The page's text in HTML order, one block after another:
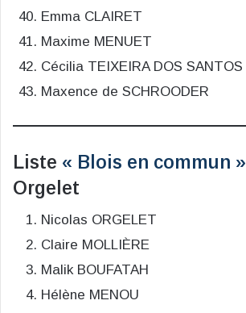
Emma CLAIRET
Maxime MENUET
Cécilia TEIXEIRA DOS SANTOS
Maxence de SCHROODER
Liste « Blois en commun »
Orgelet
Nicolas ORGELET
Claire MOLLIÈRE
Malik BOUFATAH
Hélène MENOU